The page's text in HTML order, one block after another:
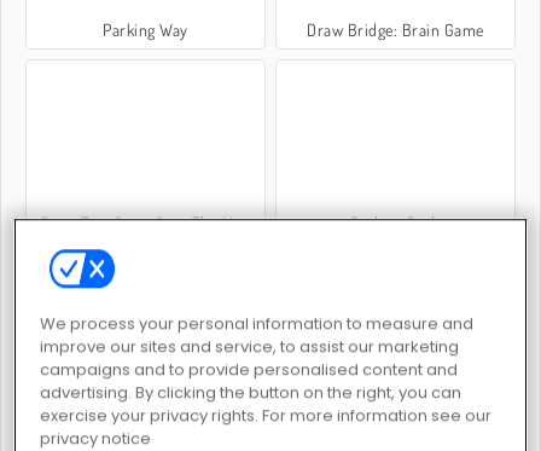
Parking Way Draw Bridge: Brain Game
Draw Two Save: Save The Man Parking Rush
Pixel Number DIY Coloring DRAWar.io
We process your personal information to measure and
improve our sites and service, to assist our marketing
campaigns and to provide personalised content and
advertising. By clicking the button on the right, you can
exercise your privacy rights. For more information see our
privacy notice